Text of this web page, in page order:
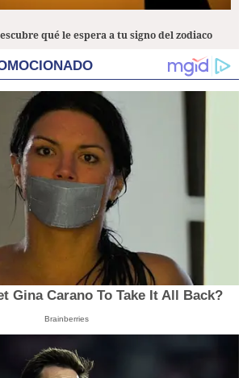
qué le espera a tu signo del zodiaco
Gina Carano To Take It All Back?
Brainberries